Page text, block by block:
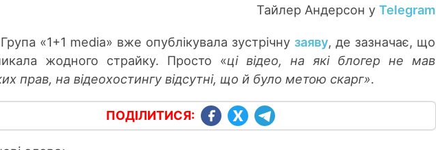
Тайлер Андерсон у Telegram
«1+1 media» вже опублікувала зустрічну заяву, де зазначає, що
жодного страйку. Просто «ці відео, на які блогер не мав
прав, на відеохостингу відсутні, що й було метою скарг».
ПОДІЛИТИСЯ: